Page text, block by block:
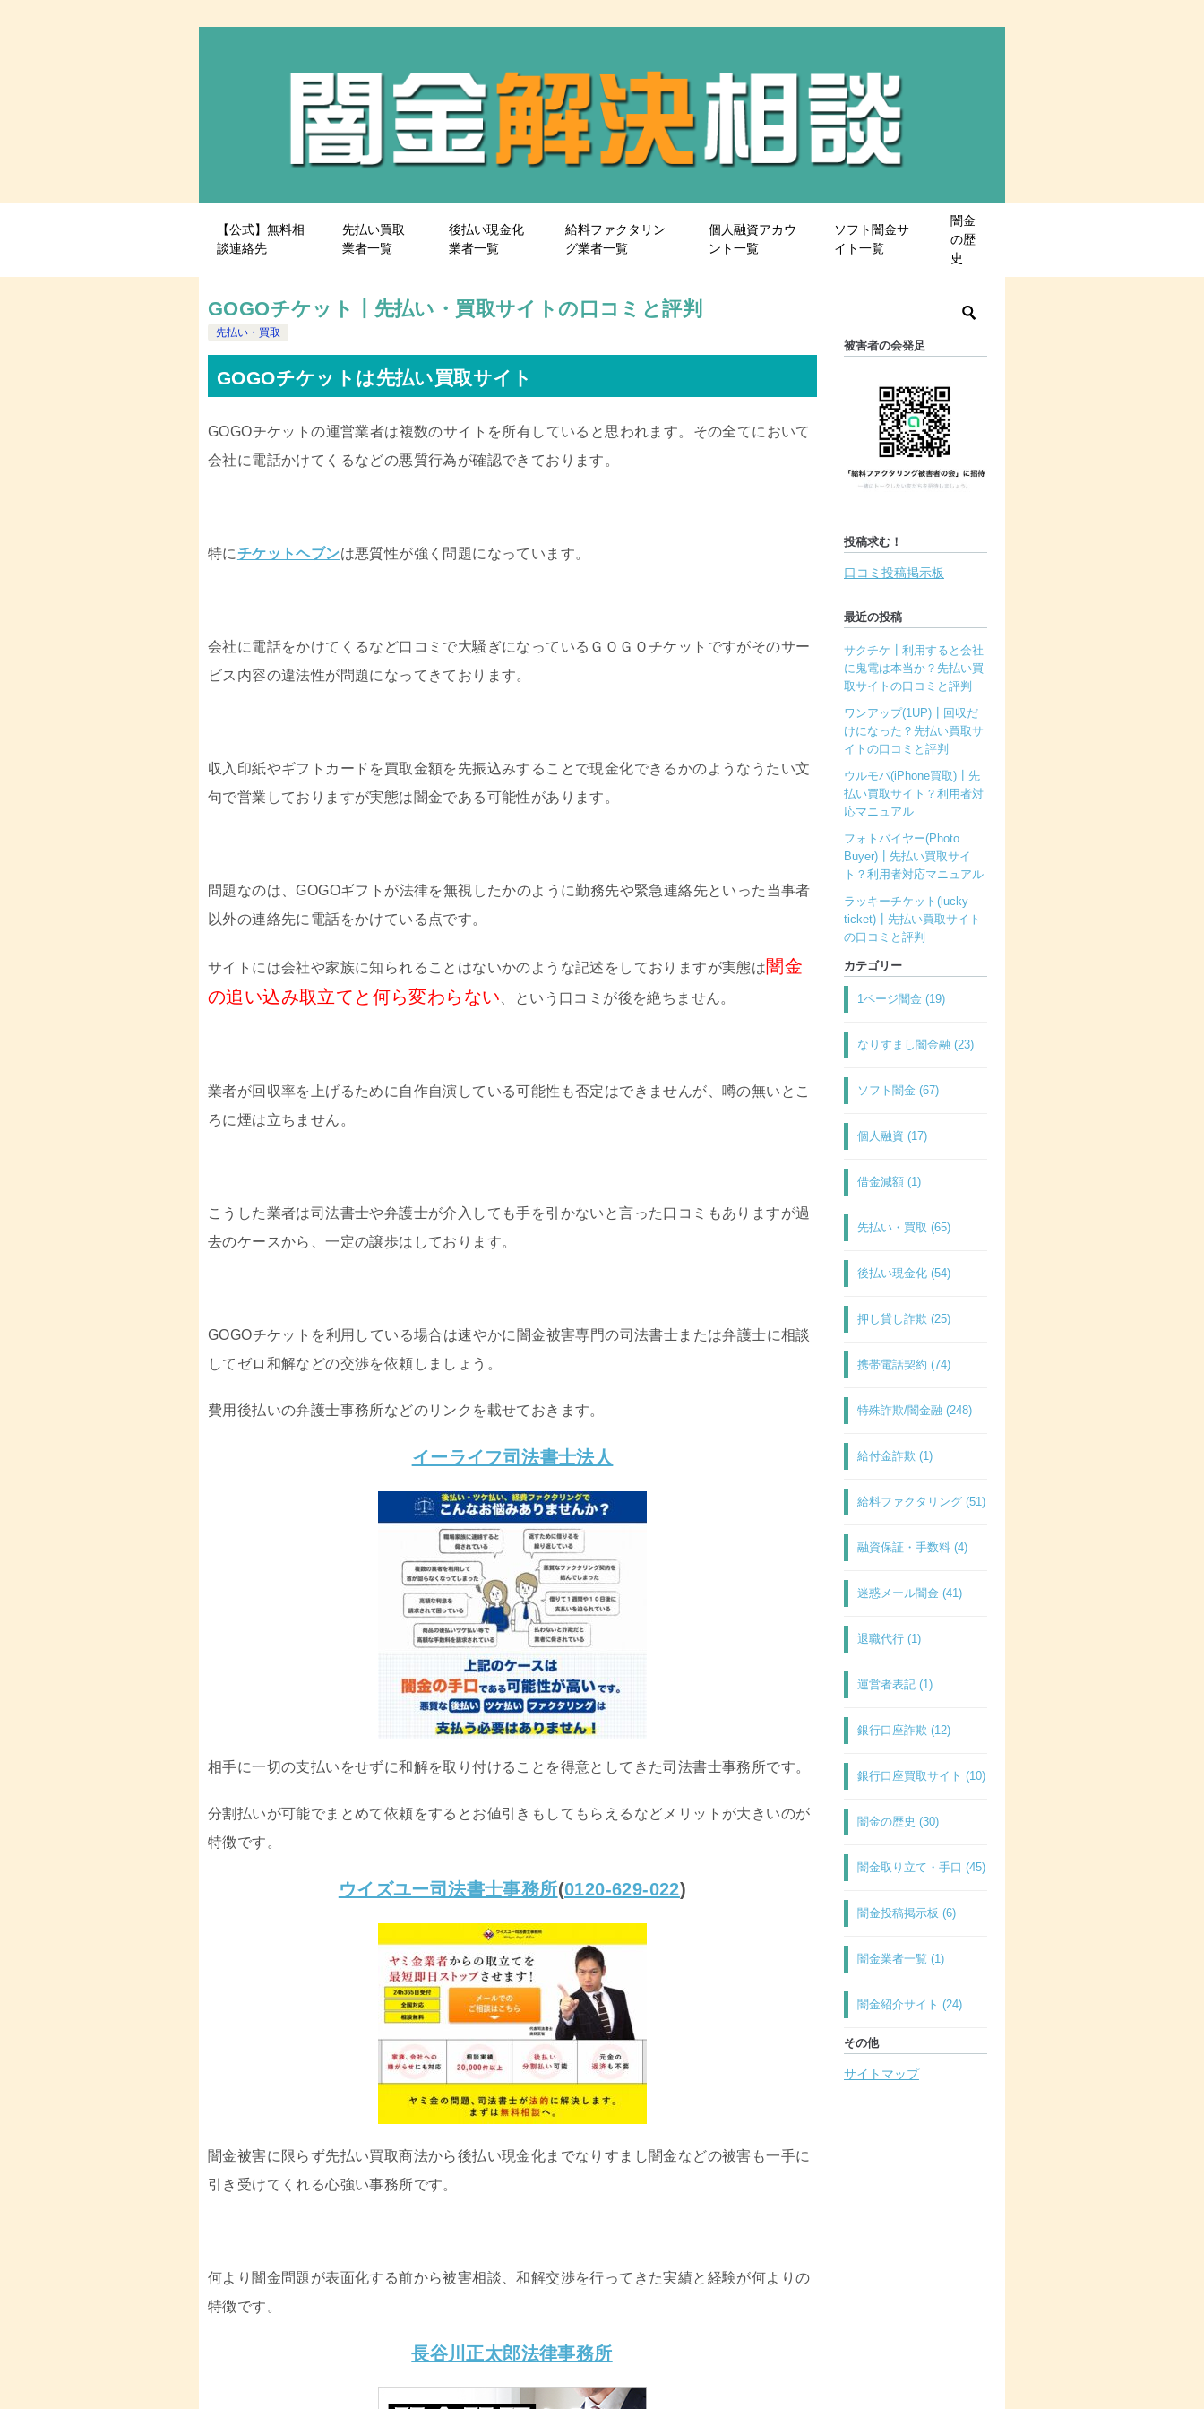
【公式】無料相
談連絡先
先払い買取
業者一覧
後払い現金化
業者一覧
給料ファクタリン
グ業者一覧
個人融資アカウ
ント一覧
ソフト闇金サ
イト一覧
闇金
の歴
史
GOGOチケット┃先払い・買取サイトの口コミと評判
先払い・買取
GOGOチケットは先払い買取サイト
GOGOチケットの運営業者は複数のサイトを所有していると思われます。その全てにおいて
会社に電話かけてくるなどの悪質行為が確認できております。
特にチケットヘブンは悪質性が強く問題になっています。
会社に電話をかけてくるなど口コミで大騒ぎになっているＧＯＧＯチケットですがそのサー
ビス内容の違法性が問題になってきております。
収入印紙やギフトカードを買取金額を先振込みすることで現金化できるかのようなうたい文
句で営業しておりますが実態は闇金である可能性があります。
問題なのは、GOGOギフトが法律を無視したかのように勤務先や緊急連絡先といった当事者
以外の連絡先に電話をかけている点です。
サイトには会社や家族に知られることはないかのような記述をしておりますが実態は闇金
の追い込み取立てと何ら変わらない 、という口コミが後を絶ちません。
業者が回収率を上げるために自作自演している可能性も否定はできませんが、噂の無いとこ
ろに煙は立ちません。
こうした業者は司法書士や弁護士が介入しても手を引かないと言った口コミもありますが過
去のケースから、一定の譲歩はしております。
GOGOチケットを利用している場合は速やかに闇金被害専門の司法書士または弁護士に相談
してゼロ和解などの交渉を依頼しましょう。
費用後払いの弁護士事務所などのリンクを載せておきます。
イーライフ司法書士法人
相手に一切の支払いをせずに和解を取り付けることを得意としてきた司法書士事務所です。
分割払いが可能でまとめて依頼をするとお値引きもしてもらえるなどメリットが大きいのが
特徴です。
ウイズユー司法書士事務所(0120-629-022)
闇金被害に限らず先払い買取商法から後払い現金化までなりすまし闇金などの被害も一手に
引き受けてくれる心強い事務所です。
何より闇金問題が表面化する前から被害相談、和解交渉を行ってきた実績と経験が何よりの
特徴です。
長谷川正太郎法律事務所
被害者の会発足
投稿求む！
口コミ投稿掲示板
最近の投稿
サクチケ┃利用すると会社
に鬼電は本当か？先払い買
取サイトの口コミと評判
ワンアップ(1UP)┃回収だ
けになった？先払い買取サ
イトの口コミと評判
ウルモバ(iPhone買取)┃先
払い買取サイト？利用者対
応マニュアル
フォトバイヤー(Photo
Buyer)┃先払い買取サイ
ト？利用者対応マニュアル
ラッキーチケット(lucky
ticket)┃先払い買取サイト
の口コミと評判
カテゴリー
1ページ闇金 (19)
なりすまし闇金融 (23)
ソフト闇金 (67)
個人融資 (17)
借金減額 (1)
先払い・買取 (65)
後払い現金化 (54)
押し貸し詐欺 (25)
携帯電話契約 (74)
特殊詐欺/闇金融 (248)
給付金詐欺 (1)
給料ファクタリング (51)
融資保証・手数料 (4)
迷惑メール闇金 (41)
退職代行 (1)
運営者表記 (1)
銀行口座詐欺 (12)
銀行口座買取サイト (10)
闇金の歴史 (30)
闇金取り立て・手口 (45)
闇金投稿掲示板 (6)
闇金業者一覧 (1)
闇金紹介サイト (24)
その他
サイトマップ